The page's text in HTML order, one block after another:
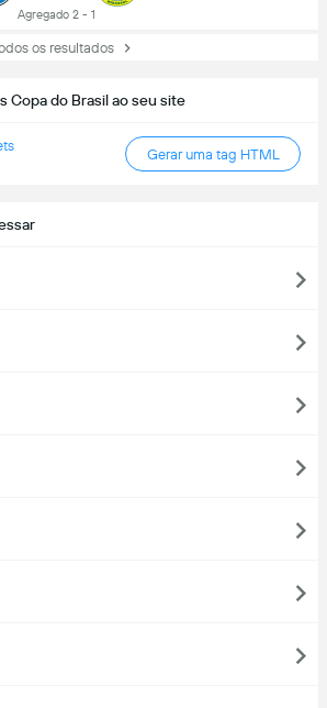
Agregado 2 - 1
os resultados
Copa do Brasil ao seu site
Gerar uma tag HTML